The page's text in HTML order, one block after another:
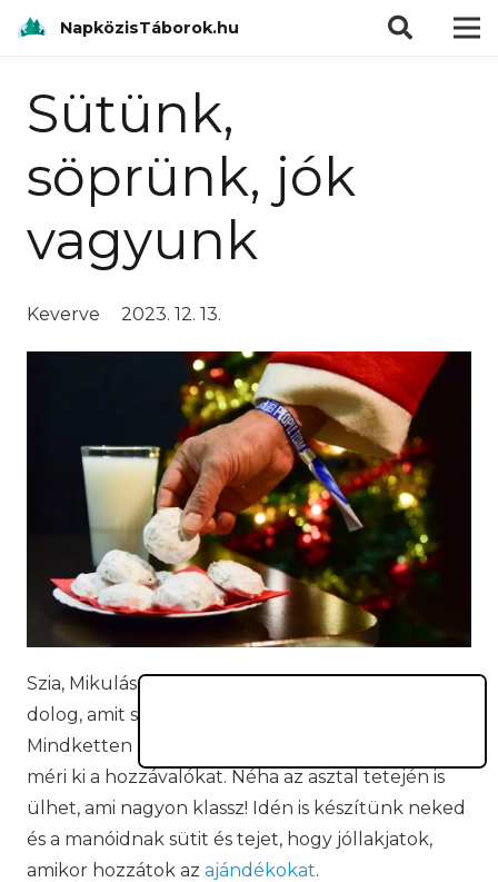
NapközisTáborok.hu
Sütünk,
söprünk, jók
vagyunk
Keverve 2023. 12. 13.
Szia, Mikulás, mi vagyunk, Misi és Adél! Van néhány
dolog, amit szeretnénk megosztani veled.
Mindketten segítünk anyának. Misi imád
méri ki a hozzávalókat. Néha az asztal tetején is
ülhet, ami nagyon klassz! Idén is készítünk neked
és a manóidnak sütit és tejet, hogy jóllakjatok,
amikor hozzátok az ajándékokat.